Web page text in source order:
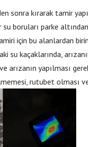
sonra kırarak tamir
boruları parke
için bu alanlardan
su kaçaklarında,
arızanın yapılması
rutubet olması ve